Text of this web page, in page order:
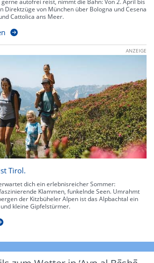
autofrei reist, nimmt die Bahn: Von 2. April bis
Direktzüge von München über Bologna und Cesena
Cattolica ans Meer.
ANZEIGE
Tirol.
dich ein erlebnisreicher Sommer:
Klammen, funkelnde Seen. Umrahmt
der Kitzbüheler Alpen ist das Alpbachtal ein
kleine Gipfelstürmer.